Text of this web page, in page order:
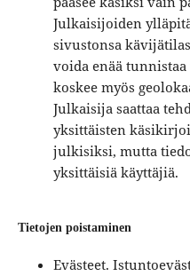
Julkaisijoiden
sivustonsa
voida enää
koskee myös
Julkaisija saattaa
yksittäisten
julkisiksi, mutta
yksittäisiä käyttäjiä.
Tietojen poistaminen
Evästeet.